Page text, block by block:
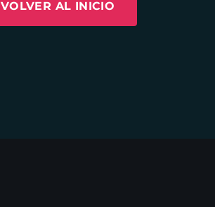
VOLVER AL INICIO